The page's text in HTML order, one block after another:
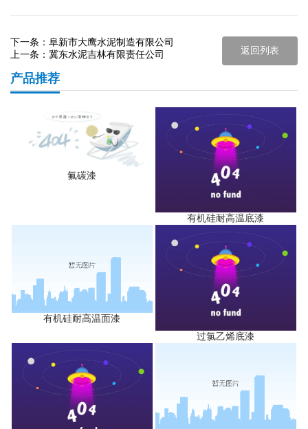
下一条： 阜新市大鹰水泥制造有限公司
上一条： 冀东水泥吉林有限责任公司 返回列表
产品推荐
氟碳漆
有机硅耐高温底漆
有机硅耐高温面漆
过氯乙烯底漆